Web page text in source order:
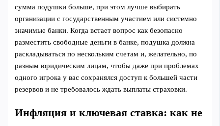
сумма подушки больше, при этом лучше выбирать
организации с государственным участием или системно
значимые банки. Когда встает вопрос как безопасно
разместить свободные деньги в банке, подушка должна
раскладываться по нескольким счетам и, желательно, по
разным юридическим лицам, чтобы даже при проблемах
одного игрока у вас сохранялся доступ к большей части
резервов и не требовалось ждать выплаты страховки.
Инфляция и ключевая ставка: как не